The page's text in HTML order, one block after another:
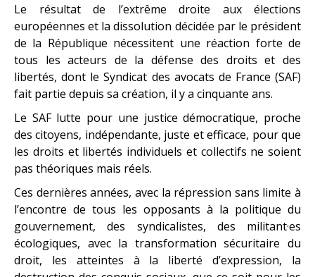
Le résultat de l’extrême droite aux élections
européennes et la dissolution décidée par le président
de la République nécessitent une réaction forte de
tous les acteurs de la défense des droits et des
libertés, dont le Syndicat des avocats de France (SAF)
fait partie depuis sa création, il y a cinquante ans.
Le SAF lutte pour une justice démocratique, proche
des citoyens, indépendante, juste et efficace, pour que
les droits et libertés individuels et collectifs ne soient
pas théoriques mais réels.
Ces dernières années, avec la répression sans limite à
l’encontre de tous les opposants à la politique du
gouvernement, des syndicalistes, des militant·es
écologiques, avec la transformation sécuritaire du
droit, les atteintes à la liberté d’expression, la